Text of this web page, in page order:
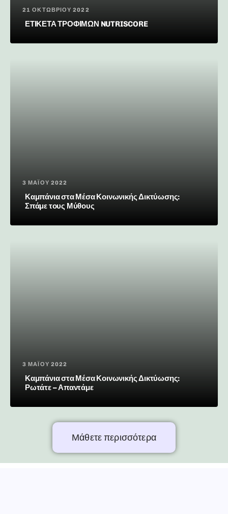
21 ΟΚΤΩΒΡΊΟΥ 2022
ΕΤΙΚΕΤΑ ΤΡΟΦΙΜΩΝ NUTRISCORE
3 ΜΑΪ́ΟΥ 2022
Καμπάνια στα Μέσα Κοινωνικής Δικτύωσης:
Σπάμε τους Μύθους
3 ΜΑΪ́ΟΥ 2022
Καμπάνια στα Μέσα Κοινωνικής Δικτύωσης:
Ρωτάτε – Απαντάμε
Μάθετε περισσότερα